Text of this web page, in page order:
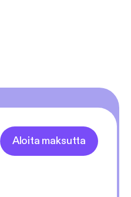
Aloita maksutta